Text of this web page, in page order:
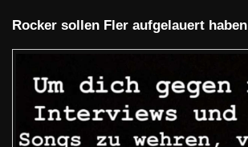
Rocker sollen Fler aufgelauert haben